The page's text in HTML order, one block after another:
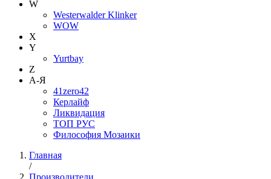
W
Westerwalder Klinker
WOW
X
Y
Yurtbay
Z
А-Я
41zero42
Керлайф
Ликвидация
ТОП РУС
Философия Мозаики
Главная
/
Производители